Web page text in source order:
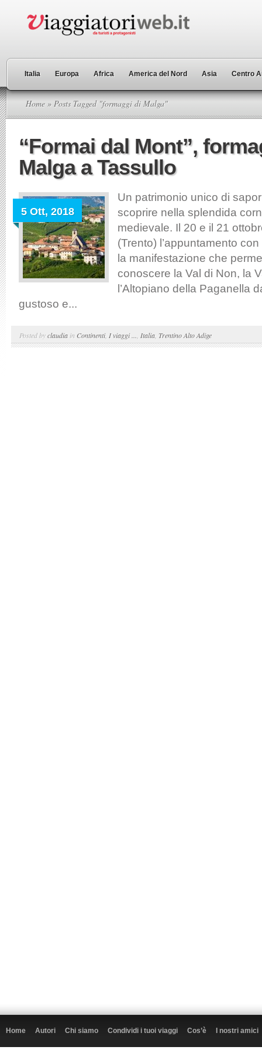
Italia Europa Africa America del Nord Asia Centro
Home » Posts Tagged "formaggi di Malga"
“Formai dal Mont”,
Malga a Tassullo
5 Ott, 2018
Un patrimonio unico di
scoprire nella splendida
medievale. Il 20 e il 21
(Trento) l’appuntamento con
la manifestazione che
conoscere la Val di Non, la
l’Altopiano della Paganella
gustoso e...
Posted byclaudia in Continenti, I viaggi ... Italia Trentino Alto Adige
Home Autori Chi siamo Condividi i tuoi viaggi Cos’è I nostri amici